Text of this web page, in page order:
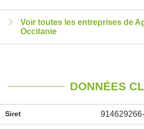
Voir toutes les entreprises de
Occitanie
DONNÉES
Siret